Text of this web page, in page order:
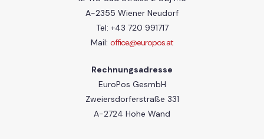
A-2355 Wiener Neudorf
Tel: +43 720 991717
Mail: office@europos.at
Rechnungsadresse
EuroPos GesmbH
Zweiersdorferstraße 331
A-2724 Hohe Wand